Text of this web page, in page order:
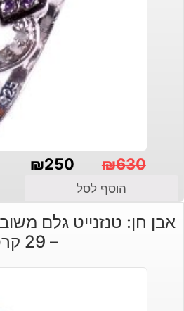
₪630
המקורי
היה:
₪250
הנוכחי
הוא:
הוסף לסל
אבן חן: טנזנייט גלם
– 29 קרט